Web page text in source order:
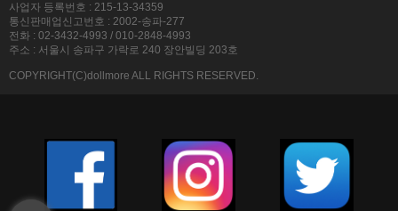
사업자 등록번호 : 215-13-34359
통신판매업신고번호 : 2002-송파-277
전화 : 02-3432-4993 / 010-2848-4993
주소 : 서울시 송파구 가락로 240 장안빌딩 203호
COPYRIGHT(C)dollmore ALL RIGHTS RESERVED.